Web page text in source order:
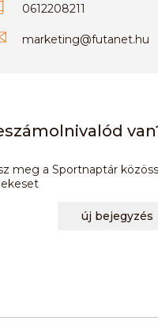
0612208211
marketing@futanet.hu
meg a Sportnaptár
új bejegyzés